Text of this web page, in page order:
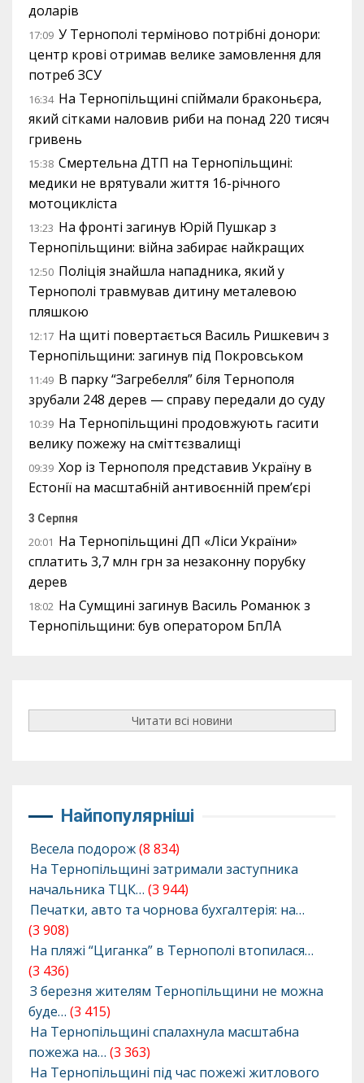
доларів
17:09 У Тернополі терміново потрібні донори:
центр крові отримав велике замовлення для
потреб ЗСУ
16:34 На Тернопільщині спіймали браконьєра,
який сітками наловив риби на понад 220 тисяч
гривень
15:38 Смертельна ДТП на Тернопільщині:
медики не врятували життя 16-річного
мотоцикліста
13:23 На фронті загинув Юрій Пушкар з
Тернопільщини: війна забирає найкращих
12:50 Поліція знайшла нападника, який у
Тернополі травмував дитину металевою
пляшкою
12:17 На щиті повертається Василь Ришкевич з
Тернопільщини: загинув під Покровськом
11:49 В парку “Загребелля” біля Тернополя
зрубали 248 дерев — справу передали до суду
10:39 На Тернопільщині продовжують гасити
велику пожежу на сміттєзвалищі
09:39 Хор із Тернополя представив Україну в
Естонії на масштабній антивоєнній прем’єрі
3 Серпня
20:01 На Тернопільщині ДП «Ліси України»
сплатить 3,7 млн грн за незаконну порубку
дерев
18:02 На Сумщині загинув Василь Романюк з
Тернопільщини: був оператором БпЛА
Читати всі новини
Найпопулярніші
Весела подорож(8 834)
На Тернопільщині затримали заступника
начальника ТЦК… (3 944)
Печатки, авто та чорнова бухгалтерія: на…
(3 908)
На пляжі “Циганка” в Тернополі втопилася…
(3 436)
З березня жителям Тернопільщини не можна
буде… (3 415)
На Тернопільщині спалахнула масштабна
пожежа на… (3 363)
На Тернопільщині під час пожежі житлового